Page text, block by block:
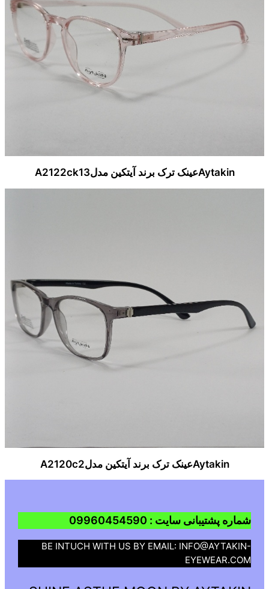
Aytakinعینک ترک برند آیتکین مدلA2122ck13
Aytakinعینک ترک برند آیتکین مدلA2120c2
شماره پشتیبانی سایت : 09960454590
BE INTUCH WITH US BY EMAIL: INFO@AYTAKIN-
EYEWEAR.COM